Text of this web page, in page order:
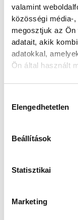
valamint
közösségi média-
megosztjuk az
adatait, akik
adatokkal,
Ön által használt
Elengedhetetlen
Beállítások
Statisztikai
Marketing